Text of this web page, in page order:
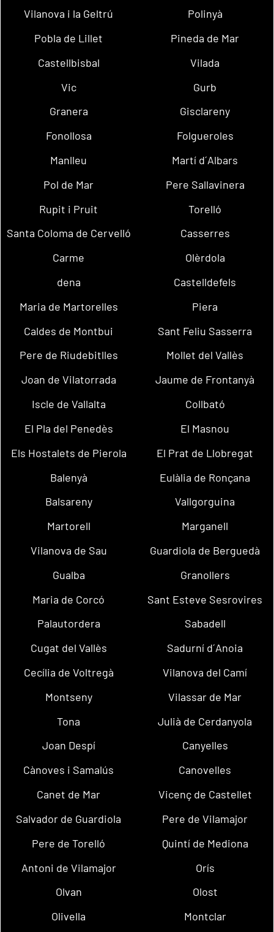
Vilanova i la Geltrú
Polinyà
Pobla de Lillet
Pineda de Mar
Castellbisbal
Vilada
Vic
Gurb
Granera
Gisclareny
Fonollosa
Folgueroles
Manlleu
Martí d´Albars
Pol de Mar
Pere Sallavinera
Rupit i Pruit
Torelló
Santa Coloma de Cervelló
Casserres
Carme
Olèrdola
dena
Castelldefels
Maria de Martorelles
Piera
Caldes de Montbui
Sant Feliu Sasserra
Pere de Riudebitlles
Mollet del Vallès
Joan de Vilatorrada
Jaume de Frontanyà
Iscle de Vallalta
Collbató
El Pla del Penedès
El Masnou
Els Hostalets de Pierola
El Prat de Llobregat
Balenyà
Eulàlia de Ronçana
Balsareny
Vallgorguina
Martorell
Marganell
Vilanova de Sau
Guardiola de Berguedà
Gualba
Granollers
Maria de Corcó
Sant Esteve Sesrovires
Palautordera
Sabadell
Cugat del Vallès
Sadurní d´Anoia
Cecília de Voltregà
Vilanova del Camí
Montseny
Vilassar de Mar
Tona
Julià de Cerdanyola
Joan Despí
Canyelles
Cànoves i Samalús
Canovelles
Canet de Mar
Vicenç de Castellet
Salvador de Guardiola
Pere de Vilamajor
Pere de Torelló
Quintí de Mediona
Antoni de Vilamajor
Orís
Olvan
Olost
Olivella
Montclar